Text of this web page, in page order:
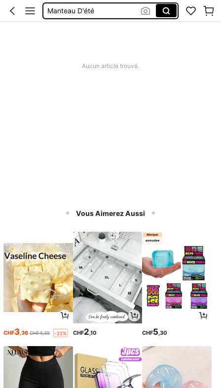
Manteau D'été
Aucun article trouvé.
Vous Aimerez Aussi
CHF3 ,36 CHF4,35 -22% CHF2 ,10 CHF5 ,30